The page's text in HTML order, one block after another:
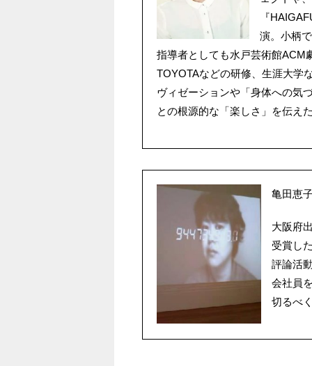
『
演。小柄
指導者としても水戸芸術館ACM
TOYOTAなどの研修、生涯大学
ヴィゼーションや「身体への気
との根源的な「楽しさ」を伝え
亀田恵
大阪府
受賞し
評論活
会社員
切るべ